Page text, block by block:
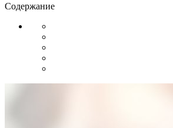
Содержание